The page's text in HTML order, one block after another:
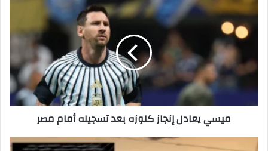
ميسي
يعادل
إنجاز
كلوزه
تسجيله
مصر
ميسي يعادل إنجاز كلوزه بعد تسجيله أمام مصر
الداخلية